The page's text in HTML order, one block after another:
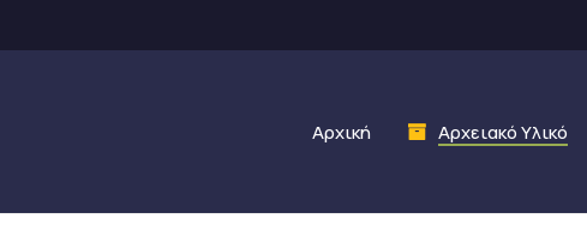
Αρχική Αρχειακό Υλικό